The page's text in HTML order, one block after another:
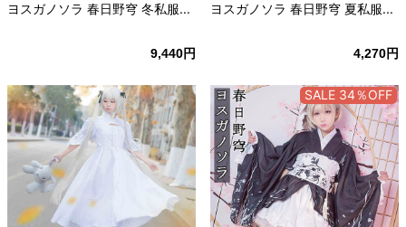
ヨスガノソラ 春日野穹 冬私服...
9,440円
ヨスガノソラ 春日野穹 夏私服...
4,270円
SALE 34％OFF